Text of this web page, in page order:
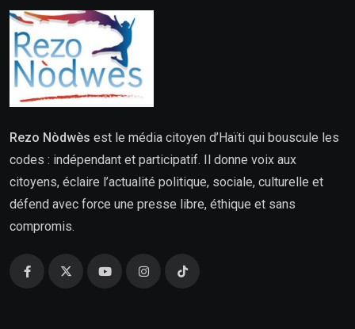
Rezo Nòdwès est le média citoyen d’Haïti qui bouscule les
codes : indépendant et participatif. Il donne voix aux
citoyens, éclaire l’actualité politique, sociale, culturelle et
défend avec force une presse libre, éthique et sans
compromis.